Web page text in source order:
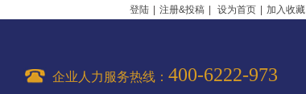
登陆 注册&投稿 设为首页 加入收藏
企业人力服务热线： 400-6222-973